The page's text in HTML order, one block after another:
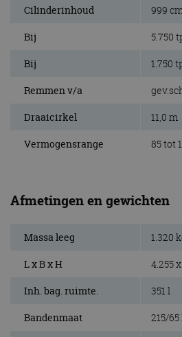
Cilinderinhoud 999
Bij 5.750
Bij 1.750
Remmen v/a
Draaicirkel 11,0 m
Vermogensrange 85 tot
Afmetingen en gewichten
Massa leeg 1.320
L x B x H 4.255
Inh. bag. ruimte. 351 l
Bandenmaat 215/65